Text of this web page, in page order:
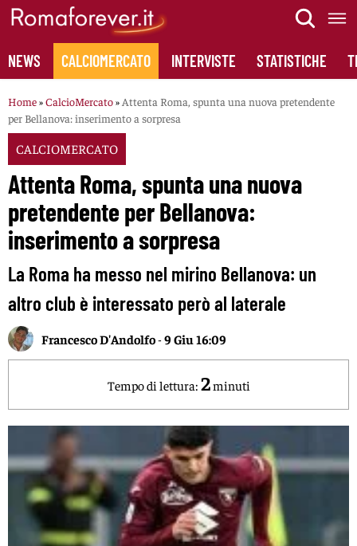
Skip
content
NEWS CALCIOMERCATO INTERVISTE STATISTICHE
Home»CalcioMercato» Attenta Roma, spunta una nuova pretendente
per Bellanova: inserimento a sorpresa
CALCIOMERCATO
Attenta Roma, spunta una nuova
pretendente per Bellanova:
inserimento a sorpresa
La Roma ha messo nel mirino Bellanova: un
altro club è interessato però al laterale
Francesco D'Andolfo-9 Giu 16:09
Tempo di lettura: 2minuti